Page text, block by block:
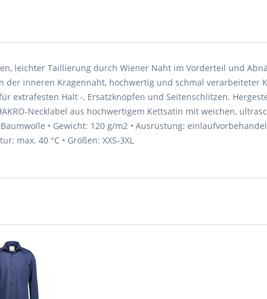
leichter Taillierung durch Wiener Naht im Vorderteil und
der inneren Kragennaht, hochwertig und schmal verarbeiteter
extrafesten Halt -, Ersatzknöpfen und Seitenschlitzen.
Necklabel aus hochwertigem Kettsatin mit weichen,
• Gewicht: 120 g/m2 • Ausrüstung:
max. 40 °C • Größen: XXS-3XL